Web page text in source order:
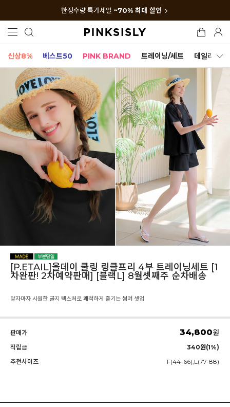
한정수량 특가세일 ~70% 최대 할인
신상8% 베스트50 PINK BRAND 트레이닝/세트 데일리세트
[P.ETAIL]올데이 쿨링 링클프리 4부 트레이닝세트 [1
차완판! 2차예약판매] [블랙L] 8월셋째주 순차배송
닿자마자 시원한 골지 텍스처로 쾌적하게 즐기는 썸머 셋업
판매가 34,800원
적립금
340원(1%)
추천사이즈
F(44-66),L(77-88)